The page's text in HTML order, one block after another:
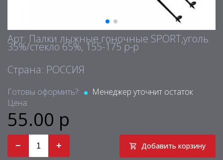
Арт: Палки лыжные гоночные SPORT,уголь
35%/стекло 65%, 155-175 р-р
Страна: РОССИЯ
Готовы оформить?:
Менеджер уточнит остаток
Цена:
55.00 р
− + Добавить корзину